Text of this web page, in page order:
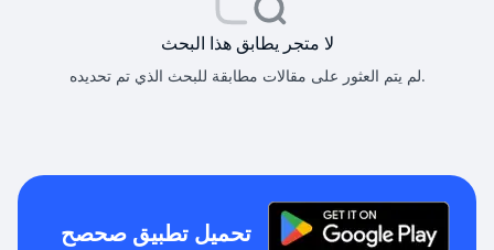
لا متجر يطابق هذا البحث
لم يتم العثور على مقالات مطابقة للبحث الذي تم تحديده.
تحميل تطبيق صحصح